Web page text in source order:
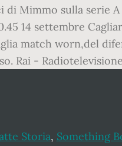
Mimmo sulla serie
14 settembre
match worn,del
Rai -
Storia, Something